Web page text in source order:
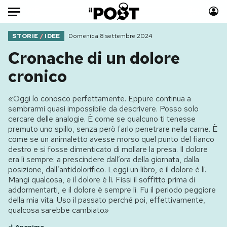
Auto
HOME
Italia
Mondo
Politica
Tecnologia
Internet
Scienza
Cultura
Economia
Sport
Libri
Consumismi
Storie/Idee
Ok Boomer!
Media
Europa
Altrecose
Mondiali calcio 2026
STORIE / IDEE Domenica 8 settembre 2024
Cronache di un dolore
cronico
«Oggi lo conosco perfettamente. Eppure continua a
sembrarmi quasi impossibile da descrivere. Posso solo
cercare delle analogie. È come se qualcuno ti tenesse
premuto uno spillo, senza però farlo penetrare nella carne. È
come se un animaletto avesse morso quel punto del fianco
destro e si fosse dimenticato di mollare la presa. Il dolore
era lì sempre: a prescindere dall’ora della giornata, dalla
posizione, dall’antidolorifico. Leggi un libro, e il dolore è lì.
Mangi qualcosa, e il dolore è lì. Fissi il soffitto prima di
addormentarti, e il dolore è sempre lì. Fu il periodo peggiore
della mia vita. Uso il passato perché poi, effettivamente,
qualcosa sarebbe cambiato»